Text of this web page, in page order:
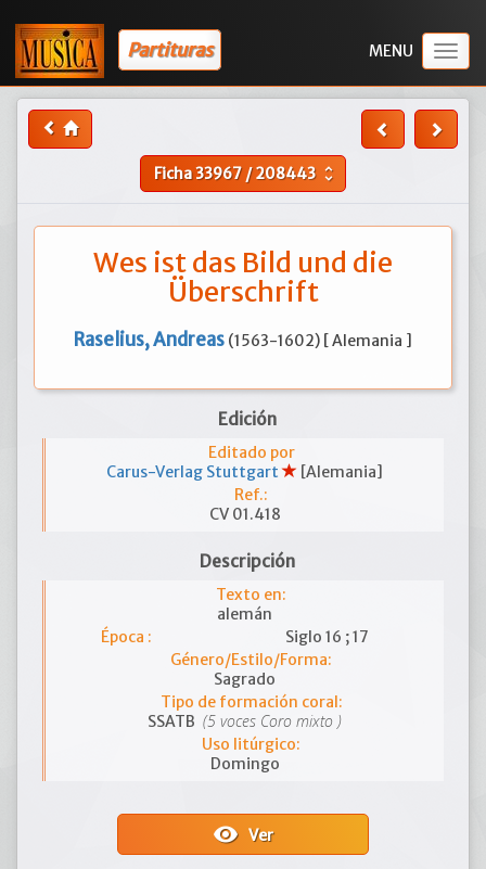
Partituras
Ficha33967/208443 unfold_more
Wes ist das Bild und die
Überschrift
Raselius, Andreas (1563-1602) [ Alemania ]
Edición
Editado por
Carus-Verlag Stuttgart
[Alemania]
Ref.:
CV 01.418
Descripción
Texto en:
alemán
Época :
Siglo 16 ; 17
Género/Estilo/Forma:
Sagrado
Tipo de formación coral:
SSATB (5 voces Coro mixto )
Uso litúrgico:
Domingo
visibility Ver